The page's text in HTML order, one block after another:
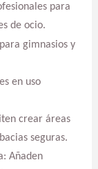
para
de ocio.
gimnasios y
en uso
crear áreas
seguras.
Añaden